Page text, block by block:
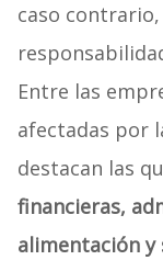
caso
Entre las
afectadas por
destacan las
financieras,
alimentación y